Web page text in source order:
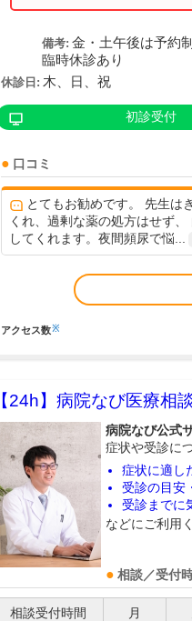
備考: 金・土午後は予約制
臨時休診あり
休診日: 木、日、祝
初診受付
口コミ
とてもお勧めです。 先生は
くれ、過剰な薬の処方はせず
してくれます。夜間頻尿で悩...
アクセス数※
【24h】 病院なび医療相
病院なび公式
症状や受診に
症状に適し
受診の目安
受診までに
などにご利用
相談／受付
相談受付時間 月